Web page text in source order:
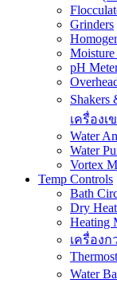
Grinders
Moisture
pH
เครื่องเ
Water
Water
Vortex
Temp Controls
Bath
Dry
Heating
เครื่องก
Water